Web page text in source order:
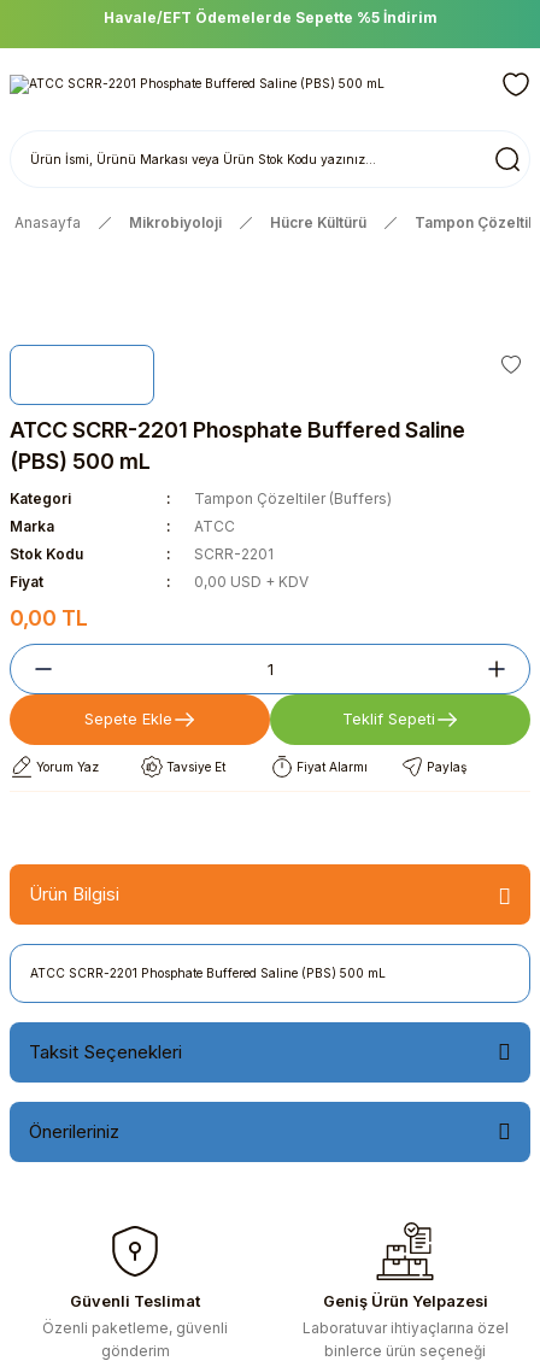
Havale/EFT Ödemelerde Sepette %5 İndirim
Anasayfa Mikrobiyoloji Hücre Kültürü Tampon
ATCC SCRR-2201 Phosphate Buffered Saline
(PBS) 500 mL
Kategori
Tampon Çözeltiler (Buffers)
Marka
ATCC
Stok Kodu
SCRR-2201
Fiyat
0,00 USD + KDV
0,00 TL
Sepete Ekle Teklif Sepeti
Yorum Yaz Tavsiye Et Fiyat Alarmı Paylaş
Ürün Bilgisi
ATCC SCRR-2201 Phosphate Buffered Saline (PBS) 500 mL
Taksit Seçenekleri
Önerileriniz
konularda yetersiz gördüğünüz noktaları öneri formunu
kullanarak tarafımıza iletebilirsiniz.
Görüş ve önerileriniz için teşekkür ederiz.
Ürün resmi kalitesiz, bozuk veya görüntülenemiyor.
Güvenli Teslimat
Özenli paketleme, güvenli
gönderim
Geniş Ürün Yelpazesi
Laboratuvar ihtiyaçlarına özel
binlerce ürün seçeneği